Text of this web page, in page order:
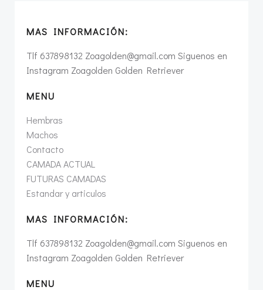
MAS INFORMACIÓN:
Tlf 637898132 Zoagolden@gmail.com Siguenos en
Instagram Zoagolden Golden Retriever
MENU
Hembras
Machos
Contacto
CAMADA ACTUAL
FUTURAS CAMADAS
Estandar y articulos
MAS INFORMACIÓN:
Tlf 637898132 Zoagolden@gmail.com Siguenos en
Instagram Zoagolden Golden Retriever
MENU